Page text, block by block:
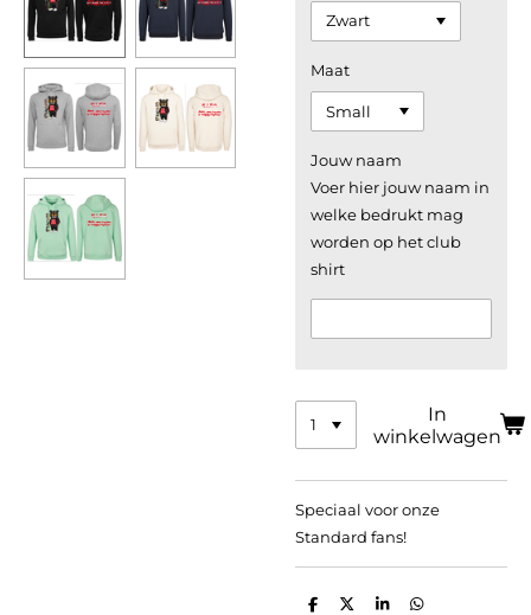
Maat
Jouw naam
Voer hier jouw naam in
welke bedrukt mag
worden op het club
shirt
In
winkelwagen
Speciaal voor onze
Standard fans!
D D S D